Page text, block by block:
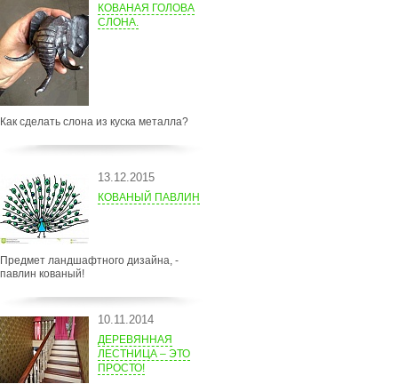
КОВАНАЯ ГОЛОВА
СЛОНА.
Как сделать слона из куска металла?
13.12.2015
КОВАНЫЙ ПАВЛИН
Предмет ландшафтного дизайна, -
павлин кованый!
10.11.2014
ДЕРЕВЯННАЯ
ЛЕСТНИЦА – ЭТО
ПРОСТО!